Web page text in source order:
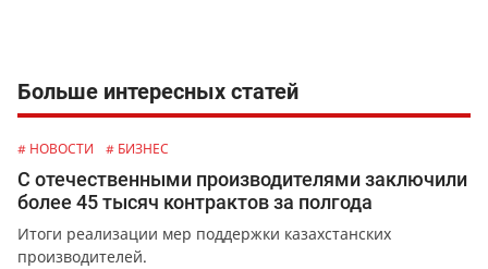
Больше интересных статей
# НОВОСТИ # БИЗНЕС
С отечественными производителями заключили
более 45 тысяч контрактов за полгода
Итоги реализации мер поддержки казахстанских
производителей.